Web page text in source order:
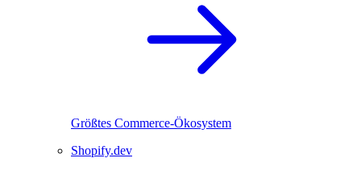
Größtes Commerce-Ökosystem
Shopify.dev